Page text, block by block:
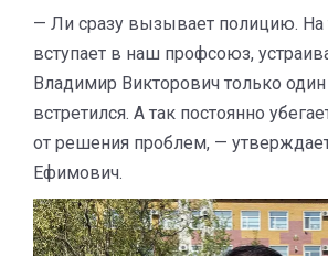
— Ли сразу вызывает полицию. На
вступает в наш профсоюз,
Владимир Викторович только
встретился. А так постоянно
от решения проблем, —
Ефимович.